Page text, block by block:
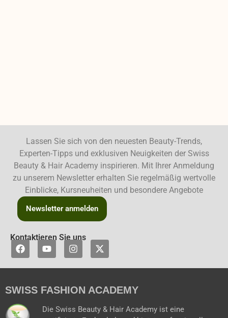
Lassen Sie sich von den neuesten Beauty-Trends,
Experten-Tipps und exklusiven Neuigkeiten der Swiss
Beauty & Hair Academy inspirieren. Mit Ihrer Anmeldung
zu unserem Newsletter erhalten Sie regelmäßig wertvolle
Einblicke, Kursneuheiten und besondere Angebote
Newsletter anmelden
Kontaktieren Sie uns
F
a
e
o
k
Y
o
t
b
I
n
t
g
a
X
-
w
t
e
SWISS FASHION ACADEMY
Die Swiss Beauty & Hair Academy ist eine